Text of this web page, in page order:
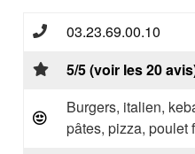
03.23.69.00.10
5/5 (voir les 20
Burgers, italien,
pâtes, pizza, poulet